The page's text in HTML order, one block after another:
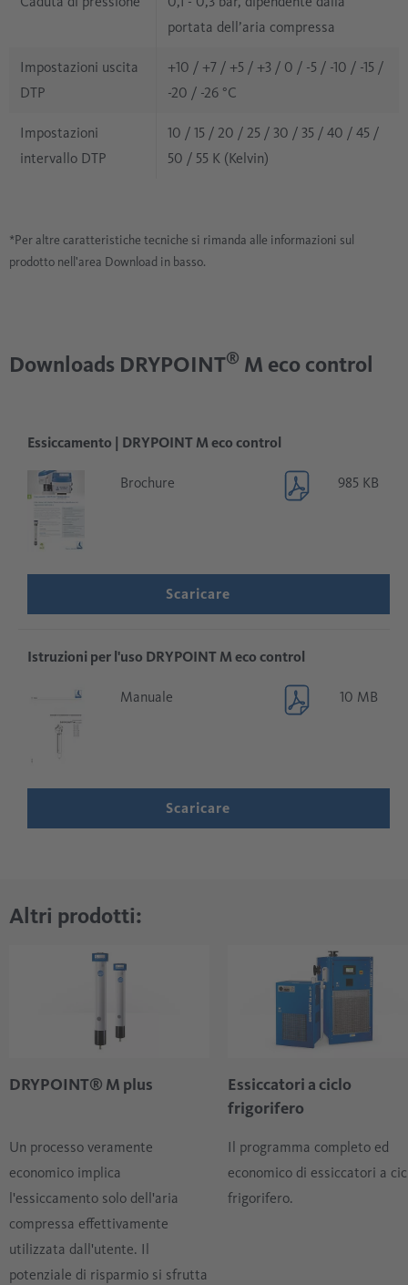
portata dell’aria compressa
Impostazioni uscita
DTP
+10 / +7 / +5 / +3 / 0 / -5 / -10 / -15 /
-20 / -26 °C
Impostazioni
intervallo DTP
10 / 15 / 20 / 25 / 30 / 35 / 40 / 45 /
50 / 55 K (Kelvin)
*Per altre caratteristiche tecniche si rimanda alle informazioni sul
prodotto nell'area Download in basso.
Downloads DRYPOINT® M eco control
Essiccamento | DRYPOINT M eco control
Brochure 985 KB
Scaricare
Istruzioni per l'uso DRYPOINT M eco control
Manuale 10 MB
Scaricare
Altri prodotti:
DRYPOINT® M plus
Un processo veramente
economico implica
l'essiccamento solo dell'aria
compressa effettivamente
utilizzata dall'utente. Il
potenziale di risparmio si sfrutta
Essiccatori a ciclo
frigorifero
Il programma completo ed
economico di essiccatori a
frigorifero.